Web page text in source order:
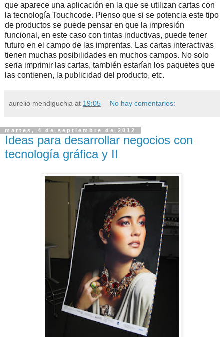
que aparece una aplicación en la que se utilizan cartas con
la tecnología Touchcode. Pienso que si se potencia este tipo
de productos se puede pensar en que la impresión
funcional, en este caso con tintas inductivas, puede tener
futuro en el campo de las imprentas. Las cartas interactivas
tienen muchas posibilidades en muchos campos. No solo
seria imprimir las cartas, también estarían los paquetes que
las contienen, la publicidad del producto, etc.
aurelio mendiguchia at 19:05 No hay comentarios:
martes, 4 de septiembre de 2012
Ideas para desarrollar negocios con
tecnología gráfica y II